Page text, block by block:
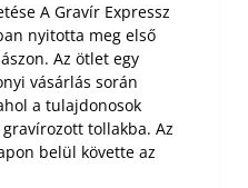
A Gravír Expressz
nyitotta meg első
Az ötlet egy
vásárlás során
a tulajdonosok
tollakba. Az
belül követte az